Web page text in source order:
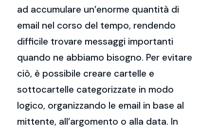
ad accumulare un’enorme quantità di
email nel corso del tempo, rendendo
difficile trovare messaggi importanti
quando ne abbiamo bisogno. Per evitare
ciò, è possibile creare cartelle e
sottocartelle categorizzate in modo
logico, organizzando le email in base al
mittente, all’argomento o alla data. In